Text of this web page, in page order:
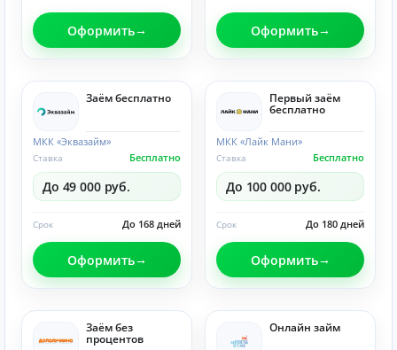
Оформить Оформить
Заём бесплатно
МКК «Эквазайм»
Бесплатно
Ставка
До 49 000 руб.
До 168 дней
Срок
Оформить
Первый заём
бесплатно
МКК «Лайк Мани»
Бесплатно
Ставка
До 100 000 руб.
До 180 дней
Срок
Оформить
Заём без
процентов
Онлайн займ